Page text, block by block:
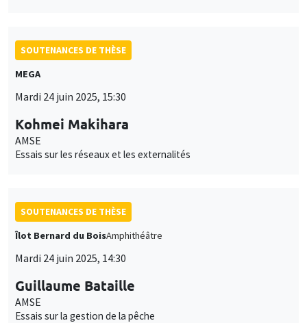
SOUTENANCES DE THÈSE
MEGA
Mardi 24 juin 2025, 15:30
Kohmei Makihara
AMSE
Essais sur les réseaux et les externalités
SOUTENANCES DE THÈSE
Îlot Bernard du BoisAmphithéâtre
Mardi 24 juin 2025, 14:30
Guillaume Bataille
AMSE
Essais sur la gestion de la pêche